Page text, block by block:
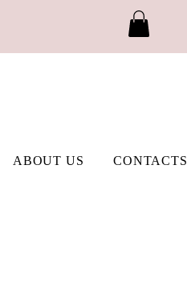
ABOUT US CONTACTS